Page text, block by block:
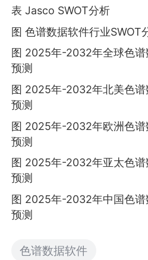
表 Jasco SWOT分析
图 色谱数据软件行业SWOT
图 2025年-2032年全球色
预测
图 2025年-2032年北美色
预测
图 2025年-2032年欧洲色谱
预测
图 2025年-2032年亚太色
预测
图 2025年-2032年中国色谱
预测
色谱数据软件